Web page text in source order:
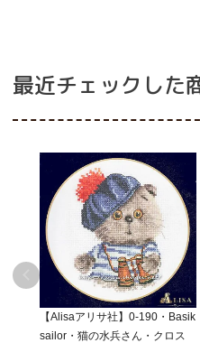
最近チェックした
【Alisaアリサ社】0-190・Basik
sailor・猫の水兵さん・クロス